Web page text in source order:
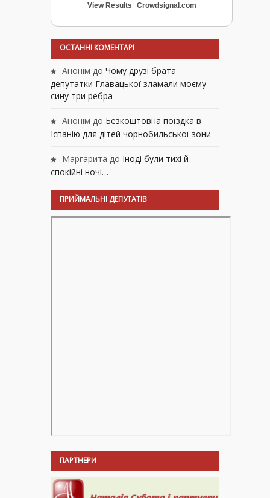
View Results Crowdsignal.com
ОСТАННІ КОМЕНТАРІ
Анонім до Чому друзі брата
депутатки Главацької зламали моєму
сину три ребра
Анонім до Безкоштовна поїздка в
Іспанію для дітей чорнобильської зони
Маргарита до Іноді були тихі й
спокійні ночі…
ПРИЙМАЛЬНІ ДЕПУТАТІВ
ПАРТНЕРИ